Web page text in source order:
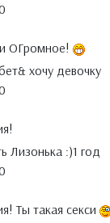
ОГромное!
хочу девочку
Лизонька :)1 год
Ты такая секси